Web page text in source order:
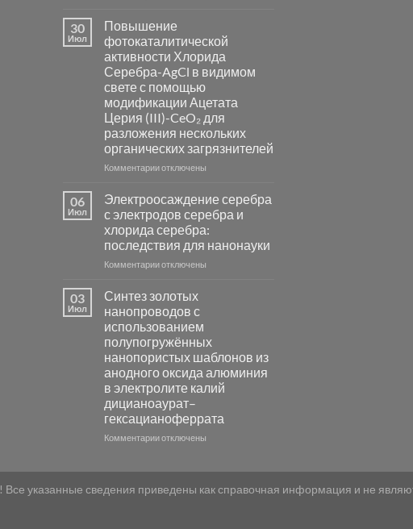
синтез
катализаторов
и
сенсоров
на
основе
металлов
платиновой
группы
30
Июл
Повышение
фотокаталитической
активности Хлорида
Серебра-AgCl в видимом
свете с помощью
модификации Ацетата
Церия (III)-CeO₂ для
разложения нескольких
органических загрязнителей
Комментариик
фотокаталитической
активности
Хлорида
Серебра-
AgCl
свете
с
помощью
модификации
Ацетата
Церия
(III)-
CeO₂
для
разложения
нескольких
отключены
06
Июл
Электроосаждение серебра
с электродов серебра и
хлорида серебра:
последствия для нанонауки
Комментариик
серебра
с
электродов
серебра
и
хлорида
серебра:
последствия
для
нанонауки
отключены
03
Июл
Синтез золотых
нанопроводов с
использованием
полупогружённых
нанопористых шаблонов из
анодного оксида алюминия
в электролите калий
дицианоаурат–
гексацианоферрата
Комментариик
нанопроводов
отключены
! Все указанные сведения приведены как справочная информация и не